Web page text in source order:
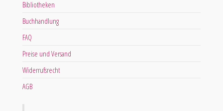
Bibliotheken
Buchhandlung
FAQ
Preise und Versand
Widerrufsrecht
AGB